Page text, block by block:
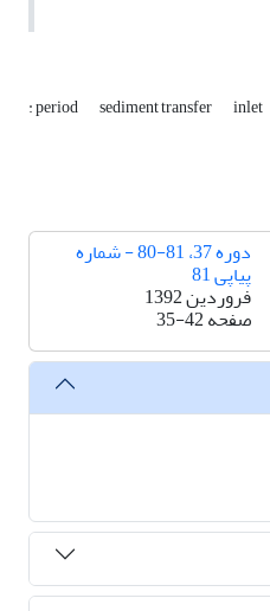
: period sediment transfer inlet
دوره 37، 81-80 - شماره
پیاپی 81
فروردین 1392
صفحه35-42